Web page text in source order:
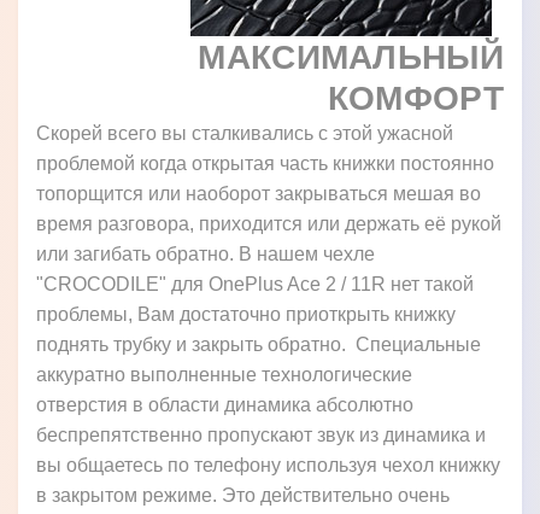
МАКСИМАЛЬНЫЙ
КОМФОРТ
Скорей всего вы сталкивались с этой ужасной
проблемой когда открытая часть книжки постоянно
топорщится или наоборот закрываться мешая во
время разговора, приходится или держать её рукой
или загибать обратно. В нашем чехле
"CROCODILE" для OnePlus Ace 2 / 11R нет такой
проблемы, Вам достаточно приоткрыть книжку
поднять трубку и закрыть обратно. Специальные
аккуратно выполненные технологические
отверстия в области динамика абсолютно
беспрепятственно пропускают звук из динамика и
вы общаетесь по телефону используя чехол книжку
в закрытом режиме. Это действительно очень